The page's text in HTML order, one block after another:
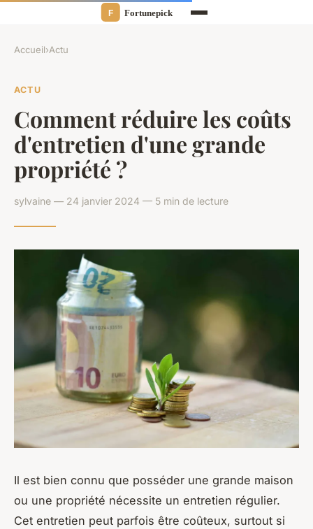
Accueil›Actu
ACTU
Comment réduire les coûts
d'entretien d'une grande
propriété ?
sylvaine — 24 janvier 2024 — 5 min de lecture
Il est bien connu que posséder une grande maison
ou une propriété nécessite un entretien régulier.
Cet entretien peut parfois être coûteux, surtout si